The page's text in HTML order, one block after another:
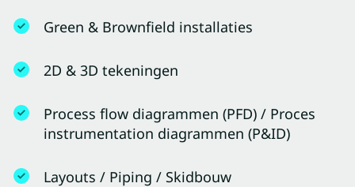
Green & Brownfield installaties
2D & 3D tekeningen
Process flow diagrammen (PFD) / Proces
instrumentation diagrammen (P&ID)
Layouts / Piping / Skidbouw